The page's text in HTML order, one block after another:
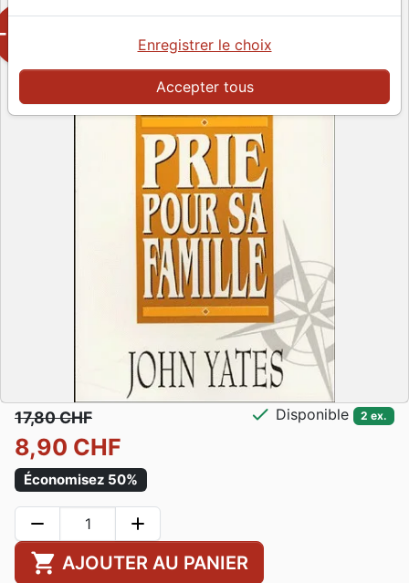
17,80 CHF
8,90 CHF
Économisez 50%
check Disponible 2 ex.
remove add
shopping_cart AJOUTER AU PANIER
Accepter tous
Enregistrer le choix